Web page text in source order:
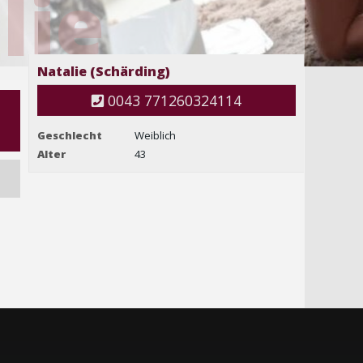
Natalie (Schärding)
0043 771260324114
Geschlecht
Weiblich
Alter
43